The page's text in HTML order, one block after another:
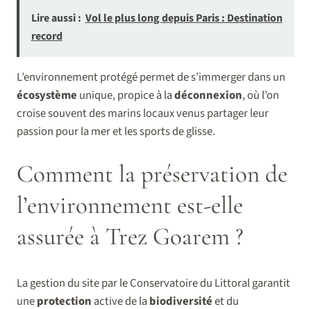
Lire aussi : Vol le plus long depuis Paris : Destination
record
L’environnement protégé permet de s’immerger dans un
écosystème unique, propice à ladéconnexion, où l’on
croise souvent des marins locaux venus partager leur
passion pour la mer et les sports de glisse.
Comment la préservation de
l’environnement est-elle
assurée à Trez Goarem ?
La gestion du site par le Conservatoire du Littoral garantit
uneprotection active de labiodiversitéet du